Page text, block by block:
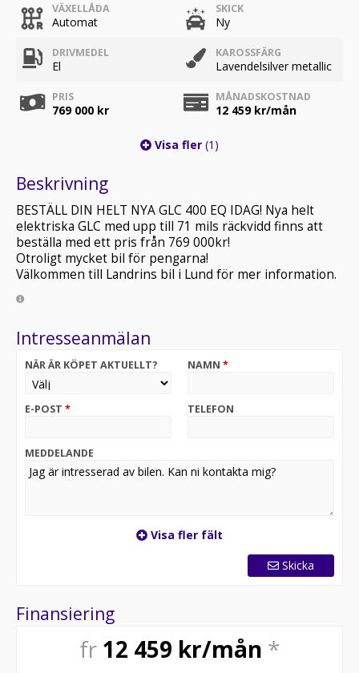
VÄXELLÅDA
Automat
SKICK
Ny
DRIVMEDEL
El
KAROSSFÄRG
Lavendelsilver metallic
PRIS
769 000 kr
MÅNADSKOSTNAD
12 459kr/mån
Visa fler (1)
Beskrivning
BESTÄLL DIN HELT NYA GLC 400 EQ IDAG! Nya helt
elektriska GLC med upp till 71 mils räckvidd finns att
beställa med ett pris från 769 000kr!
Otroligt mycket bil för pengarna!
Välkommen till Landrins bil i Lund för mer information.
Intresseanmälan
NÄR ÄR KÖPET AKTUELLT? NAMN *
E-POST * TELEFON
MEDDELANDE
Visa fler fält
Skicka
Finansiering
fr 12 459 kr/mån *